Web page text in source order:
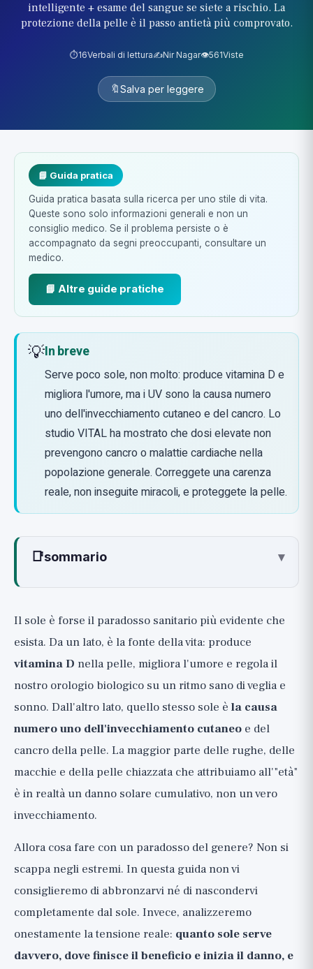
intelligente + esame del sangue se siete a rischio. La
protezione della pelle è il passo antietà più comprovato.
⏱️16Verbali di lettura✍️Nir Nagar👁️561Viste
🔖Salva per leggere
📘 Guida pratica
Guida pratica basata sulla ricerca per uno stile di vita.
Queste sono solo informazioni generali e non un
consiglio medico. Se il problema persiste o è
accompagnato da segni preoccupanti, consultare un
medico.
📘 Altre guide pratiche
💡In breve
Serve poco sole, non molto: produce vitamina D e
migliora l'umore, ma i UV sono la causa numero
uno dell'invecchiamento cutaneo e del cancro. Lo
studio VITAL ha mostrato che dosi elevate non
prevengono cancro o malattie cardiache nella
popolazione generale. Correggete una carenza
reale, non inseguite miracoli, e proteggete la pelle.
📑sommario ▾
Cosa fa di male il sole: UV,
invecchiamento cutaneo e cancro
carenza, come testarla e cosa insegna lo
studio VITAL
correggerla
Ma non aspettatevi miracoli: cosa ha rivelato lo
studio VITAL
Quanto sole è "ragionevole": Poco,
Protezione della pelle che funziona:
Questo è il vero passo antietà
Integratori e casi speciali onestamente:
Quando sì e quando no
Il punto fondamentale: Checklist pratica
Il sole è forse il paradosso sanitario più evidente che
esista. Da un lato, è la fonte della vita: produce
vitamina D nella pelle, migliora l'umore e regola il
nostro orologio biologico su un ritmo sano di veglia e
sonno. Dall'altro lato, quello stesso sole è la causa
numero uno dell'invecchiamento cutaneo e del
cancro della pelle. La maggior parte delle rughe, delle
macchie e della pelle chiazzata che attribuiamo all'"età"
è in realtà un danno solare cumulativo, non un vero
invecchiamento.
Allora cosa fare con un paradosso del genere? Non si
scappa negli estremi. In questa guida non vi
consiglieremo di abbronzarvi né di nascondervi
completamente dal sole. Invece, analizzeremo
onestamente la tensione reale: quanto sole serve
davvero, dove finisce il beneficio e inizia il danno, e